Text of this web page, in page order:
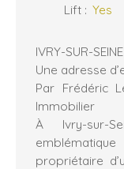
Lift : Yes
IVRY-SUR-
Une adresse
Par Frédéric
Immobilier
À Ivry-sur-
propriétaire